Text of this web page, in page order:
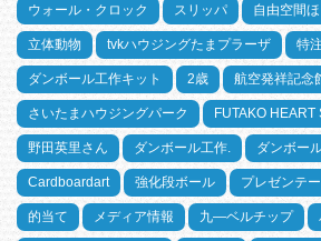
ウォール・クロック スリッパ 自由空間ほ
立体動物 tvkハウジングたまプラーザ 特
ダンボール工作キット 2歳 航空発祥記念
さいたまハウジングパーク FUTAKO HEART
野田英里さん ダンボール工作. ダンボー
Cardboardart 強化段ボール プレゼンテ
的当て メディア情報 九―ベルチップ